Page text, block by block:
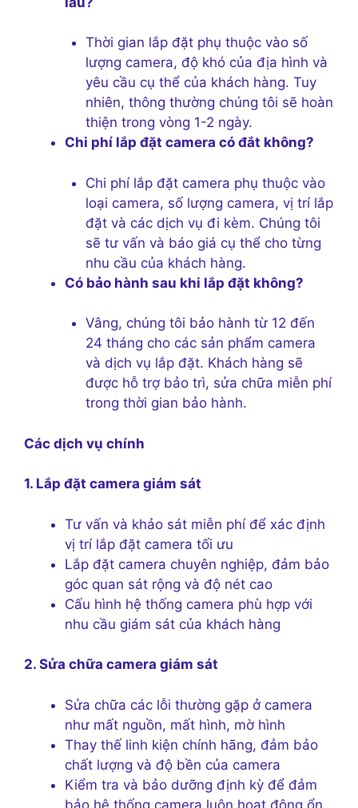
Thời gian lắp đặt phụ thuộc vào số
lượng camera, độ khó của địa hình và
yêu cầu cụ thể của khách hàng. Tuy
nhiên, thông thường chúng tôi sẽ hoàn
thiện trong vòng 1-2 ngày.
Chi phí lắp đặt camera có đắt không?
Chi phí lắp đặt camera phụ thuộc vào
loại camera, số lượng camera, vị trí lắp
đặt và các dịch vụ đi kèm. Chúng tôi
sẽ tư vấn và báo giá cụ thể cho từng
nhu cầu của khách hàng.
Có bảo hành sau khi lắp đặt không?
Vâng, chúng tôi bảo hành từ 12 đến
24 tháng cho các sản phẩm camera
và dịch vụ lắp đặt. Khách hàng sẽ
được hỗ trợ bảo trì, sửa chữa miễn phí
trong thời gian bảo hành.
Các dịch vụ chính
1. Lắp đặt camera giám sát
Tư vấn và khảo sát miễn phí để xác định
vị trí lắp đặt camera tối ưu
Lắp đặt camera chuyên nghiệp, đảm bảo
góc quan sát rộng và độ nét cao
Cấu hình hệ thống camera phù hợp với
nhu cầu giám sát của khách hàng
2. Sửa chữa camera giám sát
Sửa chữa các lỗi thường gặp ở camera
như mất nguồn, mất hình, mờ hình
Thay thế linh kiện chính hãng, đảm bảo
chất lượng và độ bền của camera
Kiểm tra và bảo dưỡng định kỳ để đảm
bảo hệ thống camera luôn hoạt động ổn